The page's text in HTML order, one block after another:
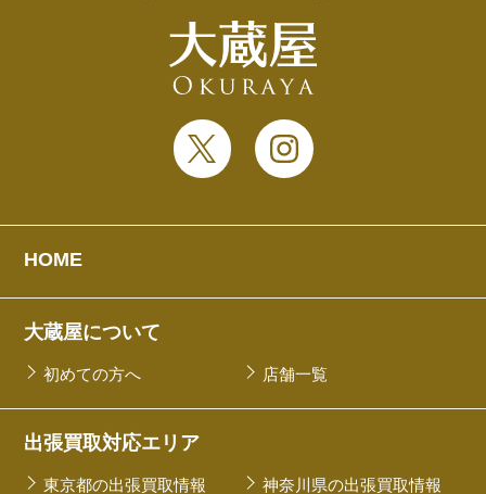
HOME
大蔵屋について
初めての方へ 店舗一覧
出張買取対応エリア
東京都の出張買取情報 神奈川県の出張買取情報